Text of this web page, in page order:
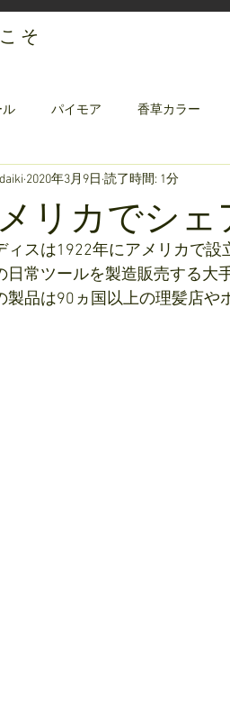
そ
ル パイモア 香草カラー
ジナルヘアケア クリレージュ
リカでシ
daiki 2020年3月9日 読了時間: 1分
ィスは1922年にアメリカで
日常ツールを製造販売する大
製品は90ヵ国以上の理髪店や